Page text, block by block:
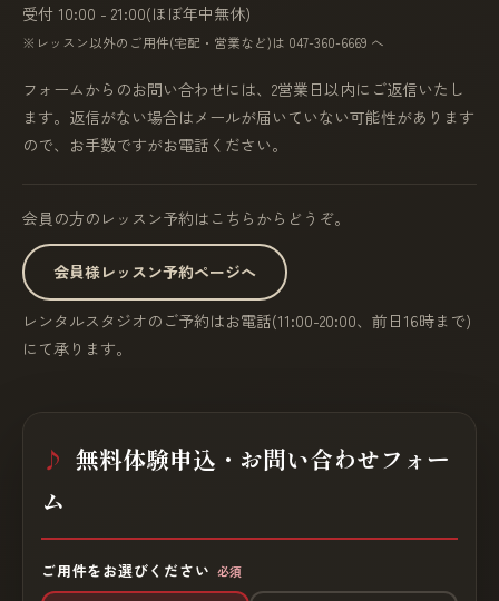
受付 10:00 - 21:00(ほぼ年中無休)
※レッスン以外のご用件(宅配・営業など)は 047-360-6669 へ
フォームからのお問い合わせには、2営業日以内にご返信いたし
ます。返信がない場合はメールが届いていない可能性があります
ので、お手数ですがお電話ください。
会員の方のレッスン予約はこちらからどうぞ。
会員様レッスン予約ページへ
レンタルスタジオのご予約はお電話(11:00-20:00、前日16時まで)
にて承ります。
無料体験申込・お問い合わせフォー
ム
ご用件をお選びください 必須